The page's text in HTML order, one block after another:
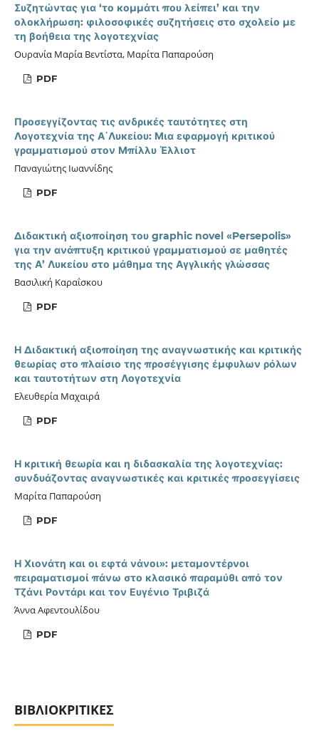
Συζητώντας για ‘το κομμάτι που λείπει’ και την
ολοκλήρωση: φιλοσοφικές συζητήσεις στο σχολείο με
τη βοήθεια της λογοτεχνίας
Ουρανία Μαρία Βεντίστα, Μαρίτα Παπαρούση
PDF
Προσεγγίζοντας τις ανδρικές ταυτότητες στη
Λογοτεχνία της Α΄Λυκείου: Μια εφαρμογή κριτικού
γραμματισμού στον Μπίλλυ Έλλιοτ
Παναγιώτης Ιωαννίδης
PDF
Διδακτική αξιοποίηση του graphic novel «Persepolis»
για την ανάπτυξη κριτικού γραμματισμού σε μαθητές
της Α’ Λυκείου στο μάθημα της Αγγλικής γλώσσας
Βασιλική Καραΐσκου
PDF
Η Διδακτική αξιοποίηση της αναγνωστικής και κριτικής
θεωρίας στο πλαίσιο της προσέγγισης έμφυλων ρόλων
και ταυτοτήτων στη Λογοτεχνία
Ελευθερία Μαχαιρά
PDF
Η κριτική θεωρία και η διδασκαλία της λογοτεχνίας:
συνδυάζοντας αναγνωστικές και κριτικές προσεγγίσεις
Μαρίτα Παπαρούση
PDF
Η Χιονάτη και οι εφτά νάνοι»: μεταμοντέρνοι
πειραματισμοί πάνω στο κλασικό παραμύθι από τον
Τζάνι Ροντάρι και τον Ευγένιο Τριβιζά
Άννα Αφεντουλίδου
PDF
ΒΙΒΛΙΟΚΡΙΤΙΚΈΣ